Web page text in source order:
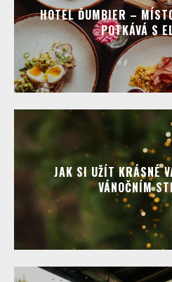
HOTEL ĎUMBIER –
POTKÁVÁ S
JAK SI UŽÍT KRÁSNÉ
VÁNOČNÍM